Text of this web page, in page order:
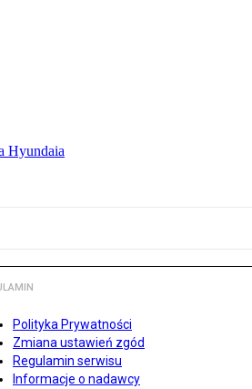
Hyundaia
Polityka Prywatności
Zmiana ustawień zgód
Regulamin serwisu
Informacje o nadawcy